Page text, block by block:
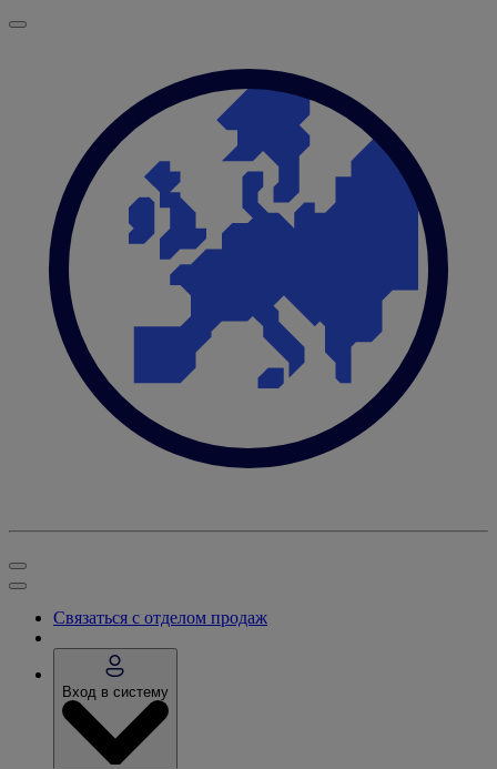
Связаться с отделом продаж
Вход в систему